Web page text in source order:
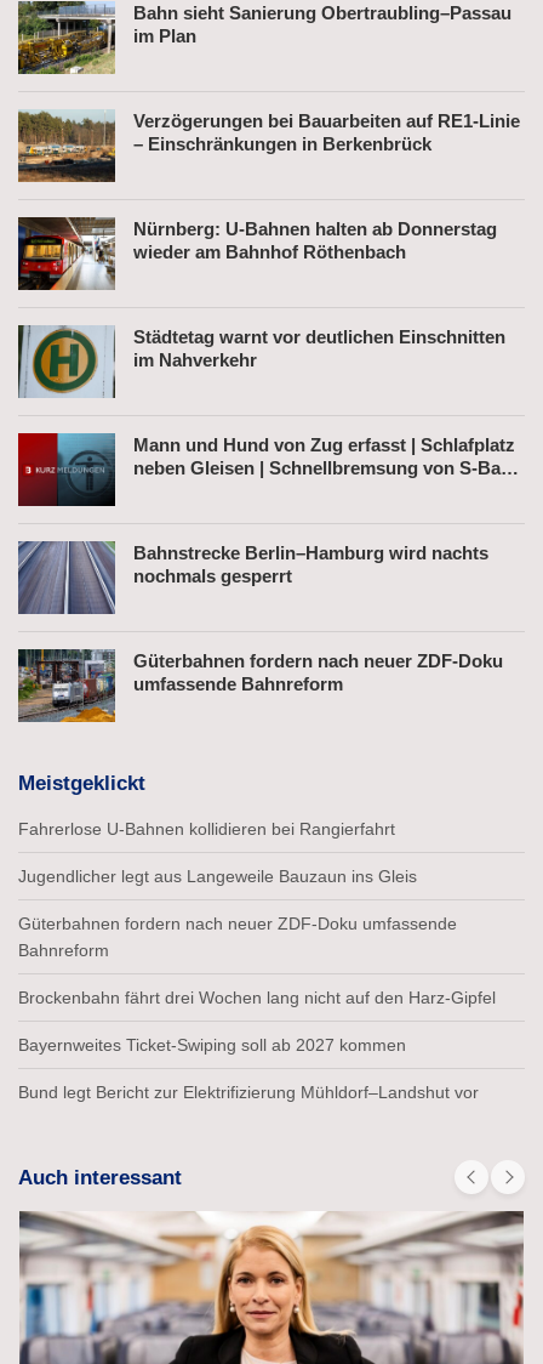
Bahn sieht Sanierung Obertraubling–Passau
im Plan
Verzögerungen bei Bauarbeiten auf RE1-Linie
– Einschränkungen in Berkenbrück
Nürnberg: U-Bahnen halten ab Donnerstag
wieder am Bahnhof Röthenbach
Städtetag warnt vor deutlichen Einschnitten
im Nahverkehr
Mann und Hund von Zug erfasst | Schlafplatz
neben Gleisen | Schnellbremsung von S-Bahn
Bahnstrecke Berlin–Hamburg wird nachts
nochmals gesperrt
Güterbahnen fordern nach neuer ZDF-Doku
umfassende Bahnreform
Meistgeklickt
Fahrerlose U-Bahnen kollidieren bei Rangierfahrt
Jugendlicher legt aus Langeweile Bauzaun ins Gleis
Güterbahnen fordern nach neuer ZDF-Doku umfassende
Bahnreform
Brockenbahn fährt drei Wochen lang nicht auf den Harz-Gipfel
Bayernweites Ticket-Swiping soll ab 2027 kommen
Bund legt Bericht zur Elektrifizierung Mühldorf–Landshut vor
Auch interessant